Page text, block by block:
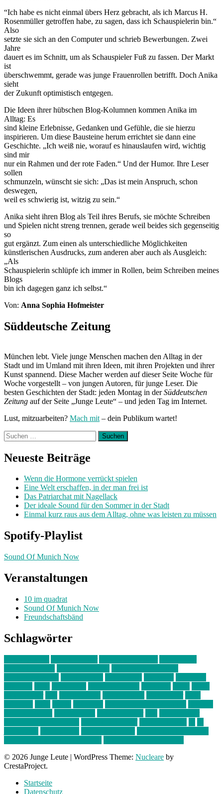
“Ich habe es nicht einmal übers Herz gebracht, als ich Marcus H.
Rosenmüller getroffen habe, zu sagen, dass ich Schauspielerin bin.“
Also
setzte sie sich an den Computer und schrieb Bewerbungen. Zwei
Jahre
dauert es im Schnitt, um als Schauspieler Fuß zu fassen. Der Markt
ist
überschwemmt, gerade was junge Frauenrollen betrifft. Doch Anika
sieht
der Zukunft optimistisch entgegen.
Die Ideen ihrer hübschen Blog-Kolumnen kommen Anika im
Alltag: Es
sind kleine Erlebnisse, Gedanken und Gefühle, die sie hierzu
inspirieren. Um diese Bausteine herum errichtet sie dann eine
Geschichte. „Ich weiß nie, worauf es hinauslaufen wird, wichtig
sind mir
nur ein Rahmen und der rote Faden.“ Und der Humor. Ihre Leser
sollen
schmunzeln, wünscht sie sich: „Das ist mein Anspruch, schon
deswegen,
weil es schwierig ist, witzig zu sein.“
Anika sieht ihren Blog als Teil ihres Berufs, sie möchte Schreiben
und Spielen nicht streng trennen, gerade weil beides sich gegenseitig
so
gut ergänzt. Zum einen als unterschiedliche Möglichkeiten
künstlerischen Ausdrucks, zum anderen aber auch als Ausgleich:
„Als
Schauspielerin schlüpfe ich immer in Rollen, beim Schreiben meines
Blogs
bin ich dagegen ganz ich selbst.“
Von: Anna Sophia Hofmeister
Süddeutsche Zeitung
München lebt. Viele junge Menschen machen den Alltag in der
Stadt und im Umland mit ihren Ideen, mit ihren Projekten und ihrer
Kunst spannend. Diese Macher werden auf dieser Seite Woche für
Woche vorgestellt – von jungen Autoren, für junge Leser. Die
besten Geschichten der Stadt: jeden Montag in derSüddeutschen
Zeitung auf der Seite „Junge Leute“ – und jeden Tag im Internet.
Lust, mitzuarbeiten? Mach mit – dein Publikum wartet!
Suchen
nach:
Neueste Beiträge
Wenn die Hormone verrückt spielen
Eine Welt erschaffen, in der man frei ist
Das Patriarchat mit Nagellack
Der ideale Sound für den Sommer in der Stadt
Einmal kurz raus aus dem Alltag, ohne was leisten zu müssen
Spotify-Playlist
Sound Of Munich Now
Veranstaltungen
10 im quadrat
Sound Of Munich Now
Freundschaftsbänd
Schlagwörter
© 2026 Junge Leute | WordPress Theme: Nucleare by
CrestaProject.
Startseite
Datenschutz